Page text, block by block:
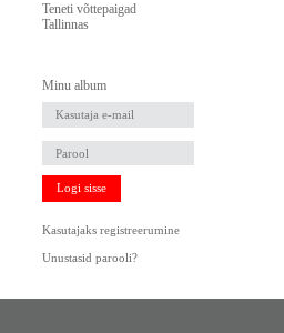
Teneti võttepaigad
Tallinnas
Minu album
Logi sisse
Kasutajaks registreerumine
Unustasid parooli?